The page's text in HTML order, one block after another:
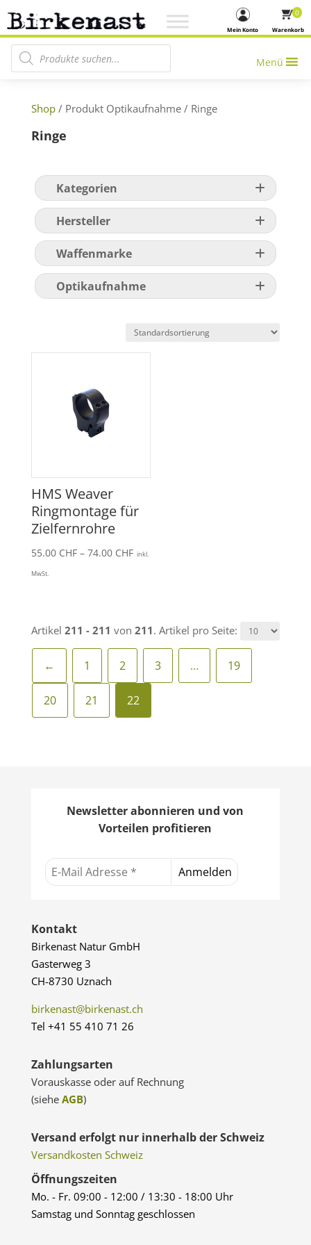
Warenkorb
0
Mein Konto
Products search
Menü
Shop/ Produkt Optikaufnahme / Ringe
Ringe
Kategorien
Hersteller
Waffenmarke
Optikaufnahme
HMS Weaver
Ringmontage für
Zielfernrohre
55.00 CHF – 74.00 CHFPreisspanne:
inkl.
MwSt.
Artikel 211 - 211 von 211. Artikel pro Seite:
← 1 2 3 … 19
20 21 22
Newsletter abonnieren und von
Vorteilen profitieren
Kontakt
Birkenast Natur GmbH
Gasterweg 3
CH-8730 Uznach
birkenast@birkenast.ch
Tel +41 55 410 71 26
Zahlungsarten
Vorauskasse oder auf Rechnung
(siehe AGB)
Versand erfolgt nur innerhalb der Schweiz
Versandkosten Schweiz
Öffnungszeiten
Mo. - Fr. 09:00 - 12:00 / 13:30 - 18:00 Uhr
Samstag und Sonntag geschlossen